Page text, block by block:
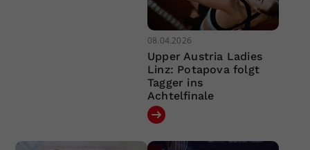
08.04.2026
Upper Austria Ladies
Linz: Potapova folgt
Tagger ins
Achtelfinale